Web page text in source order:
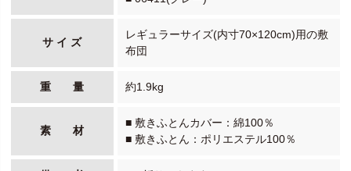
サ イ ズ
レギュラーサイズ(内寸70×120cm)用の敷
布団
重 量 約1.9kg
素 材
■ 敷きふとんカバー：綿100％
■ 敷きふとん：ポリエステル100％